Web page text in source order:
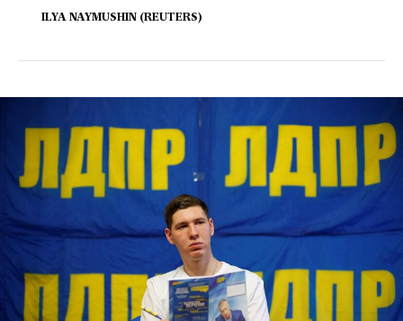
ILYA NAYMUSHIN (REUTERS)